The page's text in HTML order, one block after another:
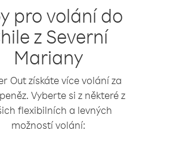
pro volání do
z Severní
Mariany
Out získáte více volání za
Vyberte si z některé z
flexibilních a levných
možností volání: